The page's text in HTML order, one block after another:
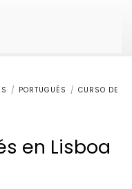
PORTUGUÉS
CURSO DE
en Lisboa